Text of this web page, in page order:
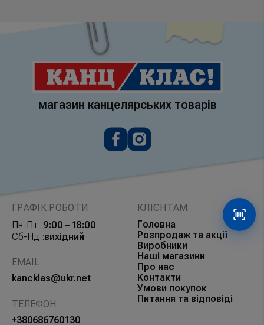
магазин канцелярських товарів
ГРАФІК РОБОТИ
Пн-Пт :9:00 – 18:00
Сб-Нд :вихідний
EMAIL
kancklas@ukr.net
ТЕЛЕФОН
+380686760130
КЛІЄНТАМ
Головна
Розпродаж та акції
Виробники
Наші магазини
Про нас
Контакти
Умови покупок
Питання та відповіді